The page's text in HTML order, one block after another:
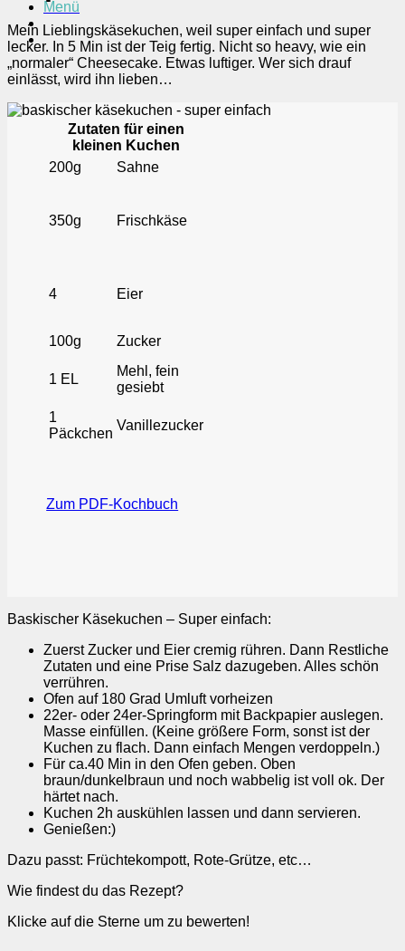
Menü
Mein Lieblingskäsekuchen, weil super einfach und super
lecker. In 5 Min ist der Teig fertig. Nicht so heavy, wie ein
„normaler“ Cheesecake. Etwas luftiger. Wer sich drauf
einlässt, wird ihn lieben…
Zutaten für einen
kleinen Kuchen
200g
Sahne
350g Frischkäse
4 Eier
100g Zucker
1 EL
Mehl, fein
gesiebt
1
Päckchen
Vanillezucker
Zum PDF-Kochbuch
Baskischer Käsekuchen – Super einfach:
Zuerst Zucker und Eier cremig rühren. Dann Restliche
Zutaten und eine Prise Salz dazugeben. Alles schön
verrühren.
Ofen auf 180 Grad Umluft vorheizen
22er- oder 24er-Springform mit Backpapier auslegen.
Masse einfüllen. (Keine größere Form, sonst ist der
Kuchen zu flach. Dann einfach Mengen verdoppeln.)
Für ca.40 Min in den Ofen geben. Oben
braun/dunkelbraun und noch wabbelig ist voll ok. Der
härtet nach.
Kuchen 2h auskühlen lassen und dann servieren.
Genießen:)
Dazu passt: Früchtekompott, Rote-Grütze, etc…
Wie findest du das Rezept?
Klicke auf die Sterne um zu bewerten!